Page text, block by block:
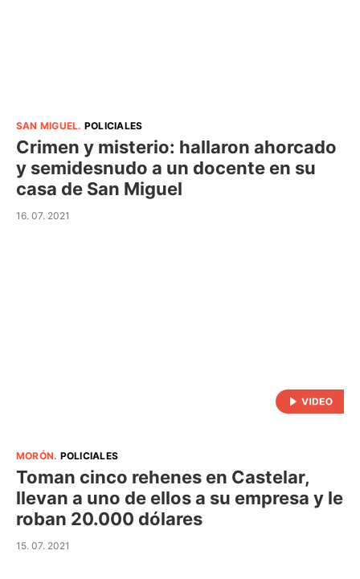
SAN MIGUEL. POLICIALES
Crimen y misterio: hallaron ahorcado
y semidesnudo a un docente en su
casa de San Miguel
16. 07. 2021
MORÓN. POLICIALES
Toman cinco rehenes en Castelar,
llevan a uno de ellos a su empresa y le
roban 20.000 dólares
15. 07. 2021